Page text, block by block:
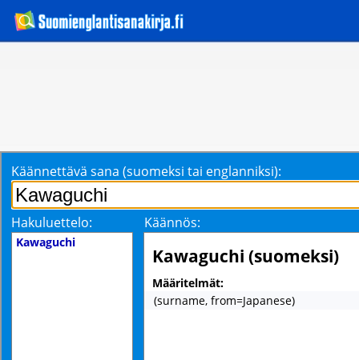
Käännettävä sana (suomeksi tai englanniksi):
Hakuluettelo: Käännös:
Kawaguchi
Kawaguchi (suomeksi)
Määritelmät:
(surname, from=Japanese)